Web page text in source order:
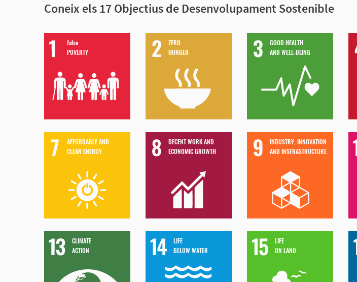
Coneix els 17 Objectius de Desenvolupament Sostenible
false
POVERTY
ZERO
HUNGER
GOOD HEALTH
AND WELL-BEING
AFFORDABLE AND
CLEAN ENERGY
DECENT WORK AND
ECONOMIC GROWTH
INDUSTRY, INNOVATION
AND INSFRASTRUCTURE
CLIMATE
ACTION
LIFE
BELOW WATER
LIFE
ON LAND